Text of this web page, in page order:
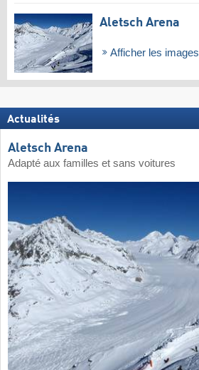
Aletsch Arena
Afficher les images
Actualités
Aletsch Arena
Adapté aux familles et sans voitures